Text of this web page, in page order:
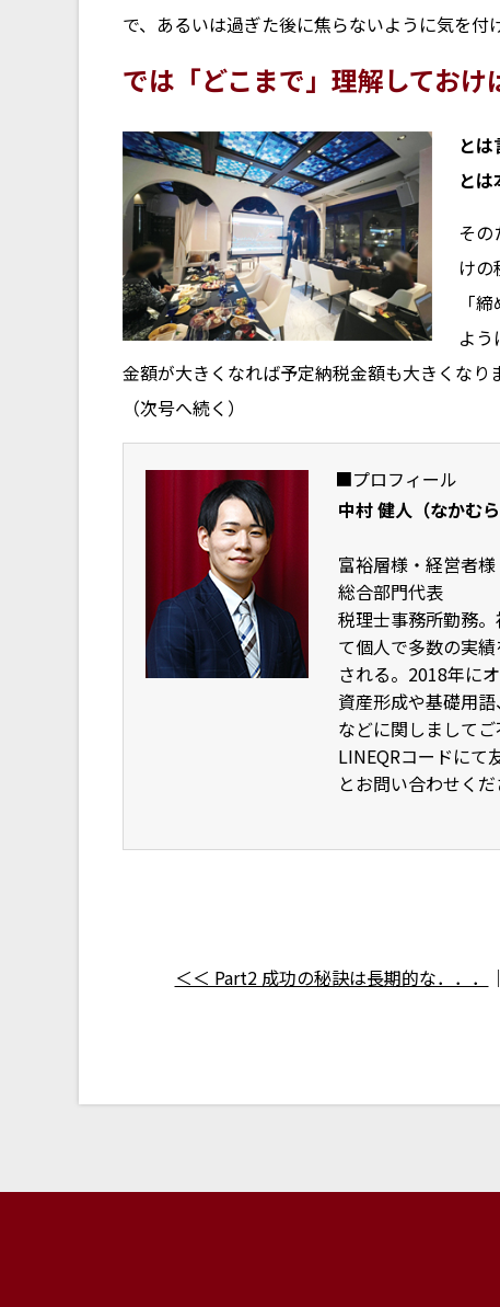
で、あるいは過ぎた後に焦らないように気を付
では「どこまで」理解しておけ
と
とは
その
けの
「
よ
金額が大きくなれば予定納税金額も大きくなり
（次号へ続く）
■プロフィール
中村 健人（なかむら
富裕層様・経営者
総合部門代表
税理士事務所勤務
て個人で多数の実
される。2018年に
資産形成や基礎用
などに関しまして
LINEQRコードにて
とお問い合わせくだ
＜＜ Part2 成功の秘訣は長期的な．．． ｜